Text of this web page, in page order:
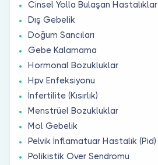
Cinsel Yolla Bulaşan Hastalıklar
Dış Gebelik
Doğum Sancıları
Gebe Kalamama
Hormonal Bozukluklar
Hpv Enfeksiyonu
İnfertilite (Kısırlık)
Menstrüel Bozukluklar
Mol Gebelik
Pelvik İnflamatuar Hastalık (Pid)
Polikistik Over Sendromu